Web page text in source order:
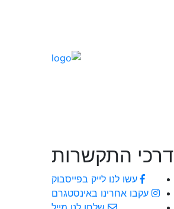
דרכי התקשרות
עשו לנו לייק בפייסבוק
עקבו אחרינו באינסטגרם